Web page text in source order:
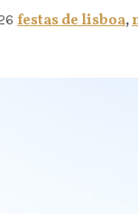
festas de lisboa,